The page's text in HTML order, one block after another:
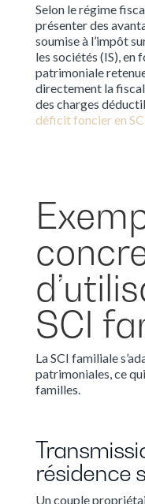
Selon le régime
présenter des
soumise à l’impôt
les sociétés (IS), en
patrimoniale
directement la
des charges
déficit foncier en
SCI
La SCI familiale
patrimoniales, ce
familles.
résidence
Un couple